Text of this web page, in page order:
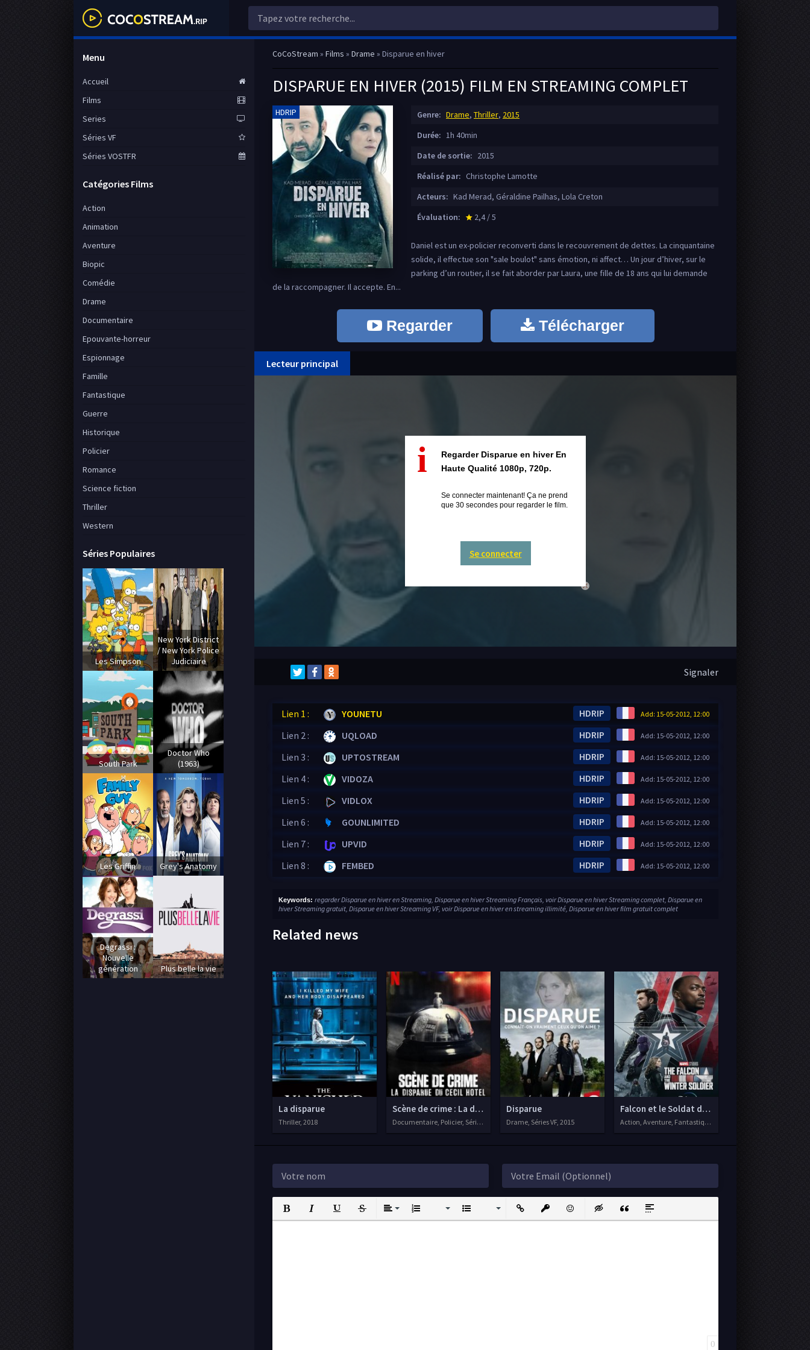
CoCoStream » Films » Drame » Disparue en hiver
DISPARUE EN HIVER (2015) FILM EN STREAMING COMPLET
HDRIP Genre: Drame, Thriller, 2015
Durée: 1h 40min
Date de sortie: 2015
Réalisé par: Christophe Lamotte
Acteurs: Kad Merad, Géraldine Pailhas, Lola Creton
Évaluation:
star_rate
2,4 / 5
Daniel est un ex-policier reconverti dans le recouvrement de dettes. La cinquantaine
solide, il effectue son "sale boulot" sans émotion, ni affect… Un jour d’hiver, sur le
parking d’un routier, il se fait aborder par Laura, une fille de 18 ans qui lui demande
de la raccompagner. Il accepte. En...
Regarder Télécharger
Lecteur principal
close
i
Regarder Disparue en hiver En
Haute Qualité 1080p, 720p.
Se connecter maintenant! Ça ne prend
que 30 secondes pour regarder le film.
Se connecter
Signaler
Lien 1 : YOUNETU Add: 15-05-2012, 12:00
HDRIP
Lien 2 :
UQLOAD Add: 15-05-2012, 12:00
HDRIP
Lien 3 :
UPTOSTREAM Add: 15-05-2012, 12:00
HDRIP
Lien 4 :
VIDOZA Add: 15-05-2012, 12:00
HDRIP
Lien 5 :
VIDLOX Add: 15-05-2012, 12:00
HDRIP
Lien 6 :
GOUNLIMITED Add: 15-05-2012, 12:00
HDRIP
Lien 7 :
UPVID Add: 15-05-2012, 12:00
HDRIP
Lien 8 :
FEMBED Add: 15-05-2012, 12:00
HDRIP
Keywords: regarder Disparue en hiver en Streaming, Disparue en hiver Streaming Français, voir Disparue en hiver Streaming complet, Disparue en
hiver Streaming gratuit, Disparue en hiver Streaming VF, voir Disparue en hiver en streaming illimité, Disparue en hiver film gratuit complet
Related news
La disparue
Thriller, 2018
Scène de crime : La disparue du Cecil Hotel
Documentaire, Policier, Séries VF, 2021
Disparue
Drame, Séries VF, 2015
Falcon et le Soldat de l'Hiver
Action, Aventure, Fantastique, Séries VF, 2021
Bold Italic UnderlineStrikethrough
AlignOrdered List Unordered ListInsert LinkInsert protected link
EmoticonsInsert hidden text
Insert QuoteInsert spoiler
0
Menu
Accueil
Films
Series
Séries VF
Séries VOSTFR
Catégories Films
Action
Animation
Aventure
Biopic
Comédie
Drame
Documentaire
Epouvante-horreur
Espionnage
Famille
Fantastique
Guerre
Historique
Policier
Romance
Science fiction
Thriller
Western
Séries Populaires
Les Simpson
New York District
/ New York Police
Judiciaire
South Park
Doctor Who
(1963)
Les Griffin Grey's Anatomy
Degrassi :
Nouvelle
génération
Plus belle la vie